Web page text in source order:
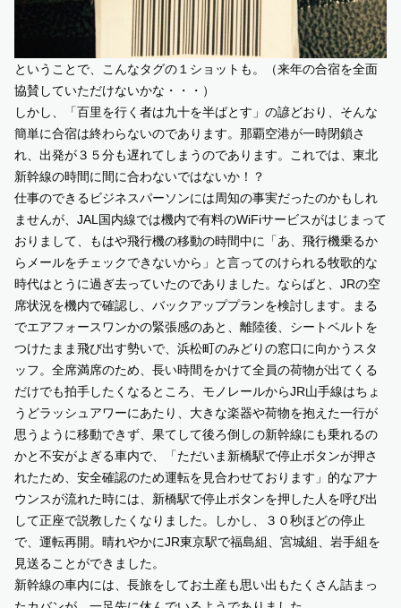
ということで、こんなタグの１ショットも。（来年の合宿を全面
協賛していただけないかな・・・）
しかし、「百里を行く者は九十を半ばとす」の諺どおり、そんな
簡単に合宿は終わらないのであります。那覇空港が一時閉鎖さ
れ、出発が３５分も遅れてしまうのであります。これでは、東北
新幹線の時間に間に合わないではないか！？
仕事のできるビジネスパーソンには周知の事実だったのかもしれ
ませんが、JAL国内線では機内で有料のWiFiサービスがはじまって
おりまして、もはや飛行機の移動の時間中に「あ、飛行機乗るか
らメールをチェックできないから」と言ってのけられる牧歌的な
時代はとうに過ぎ去っていたのでありました。ならばと、JRの空
席状況を機内で確認し、バックアッププランを検討します。まる
でエアフォースワンかの緊張感のあと、離陸後、シートベルトを
つけたまま飛び出す勢いで、浜松町のみどりの窓口に向かうスタ
ッフ。全席満席のため、長い時間をかけて全員の荷物が出てくる
だけでも拍手したくなるところ、モノレールからJR山手線はちょ
うどラッシュアワーにあたり、大きな楽器や荷物を抱えた一行が
思うように移動できず、果てして後ろ倒しの新幹線にも乗れるの
かと不安がよぎる車内で、「ただいま新橋駅で停止ボタンが押さ
れたため、安全確認のため運転を見合わせております」的なアナ
ウンスが流れた時には、新橋駅で停止ボタンを押した人を呼び出
して正座で説教したくなりました。しかし、３０秒ほどの停止
で、運転再開。晴れやかにJR東京駅で福島組、宮城組、岩手組を
見送ることができました。
新幹線の車内には、長旅をしてお土産も思い出もたくさん詰まっ